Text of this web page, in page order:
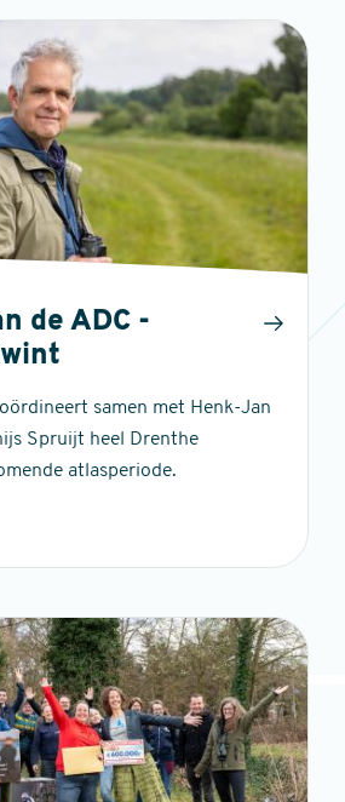
de ADC -
samen met Henk-Jan
Spruijt heel Drenthe
atlasperiode.